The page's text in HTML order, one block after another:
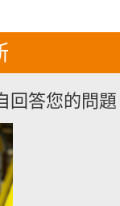
回答您的問題